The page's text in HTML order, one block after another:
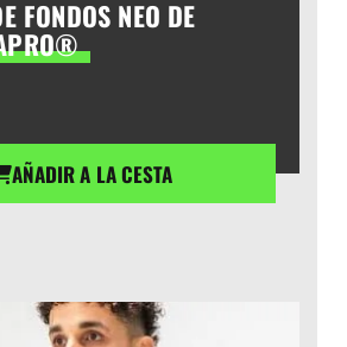
FONDOS NEO DE
AÑADIR A LA CESTA